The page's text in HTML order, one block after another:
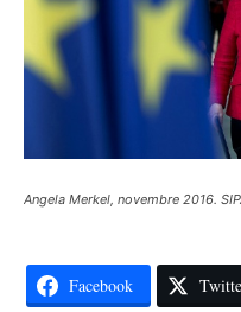
Angela Merkel, novembre 2016.
Facebook